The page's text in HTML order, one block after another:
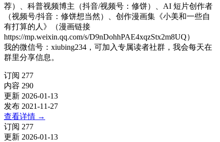
荐）、科普视频博主（抖音/视频号：修饼）、AI 短片创作者
（视频号/抖音：修饼想当然）、创作漫画集《小美和一些自
有打算的人》（漫画链接
https://mp.weixin.qq.com/s/D9nDohhPAE4xqzStx2m8UQ）
我的微信号：xiubing234，可加入专属读者社群，我会每天在
群里分享信息。
订阅 277
内容 290
更新 2026-01-13
发布 2021-11-27
查看详情 →
订阅 277
更新 2026-01-13